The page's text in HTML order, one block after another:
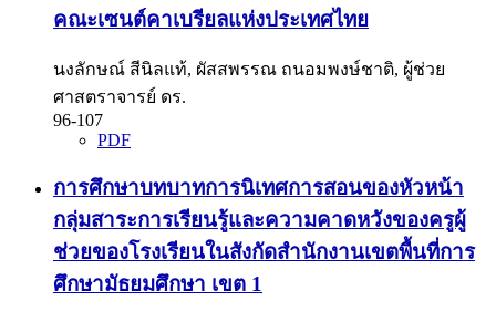
คณะเซนต์คาเบรียลแห่งประเทศไทย
นงลักษณ์ สีนิลแท้, ผัสสพรรณ ถนอมพงษ์ชาติ, ผู้ช่วย
ศาสตราจารย์ ดร.
96-107
PDF
การศึกษาบทบาทการนิเทศการสอนของหัวหน้า
กลุ่มสาระการเรียนรู้และความคาดหวังของครูผู้
ช่วยของโรงเรียนในสังกัดสำนักงานเขตพื้นที่การ
ศึกษามัธยมศึกษา เขต 1